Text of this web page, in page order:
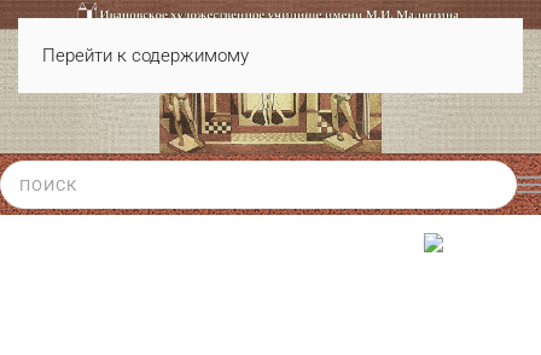
Перейти к содержимому